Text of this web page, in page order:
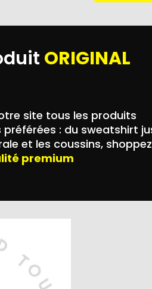
ORIGINAL
site tous les produits
: du sweatshirt
et les coussins,
premium